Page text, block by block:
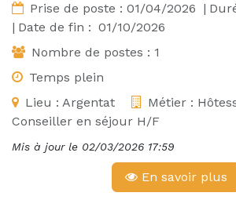
Prise de poste : 01/04/2026 |
| Date de fin : 01/10/2026
Nombre de postes : 1
Temps plein
Lieu : Argentat Métier :
Conseiller en séjour H/F
Mis à jour le 02/03/2026 17:59
En savoir plus